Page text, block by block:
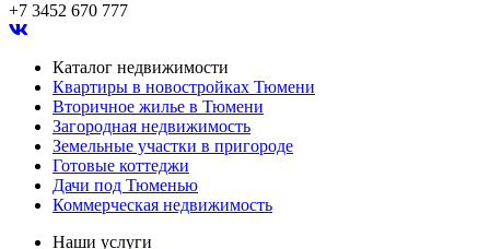
+7 3452 670 777
Каталог недвижимости
Квартиры в новостройках Тюмени
Вторичное жилье в Тюмени
Загородная недвижимость
Земельные участки в пригороде
Готовые коттеджи
Дачи под Тюменью
Коммерческая недвижимость
Наши услуги